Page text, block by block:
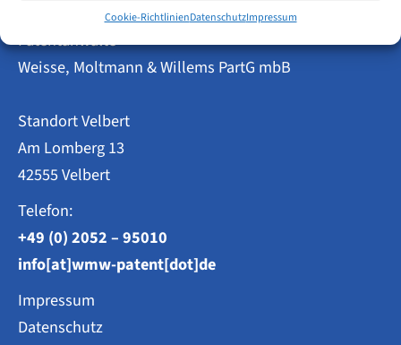
Cookie-RichtlinienDatenschutzImpressum
16.02.2026
um
Patentanwälte
Weisse, Moltmann & Willems PartG mbB
Standort Velbert
Am Lomberg 13
42555 Velbert
Telefon:
+49 (0) 2052 – 95010
info[at]wmw-patent[dot]de
Impressum
Datenschutz